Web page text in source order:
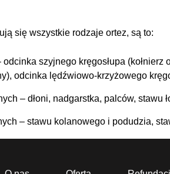
się wszystkie rodzaje ortez, są to:
odcinka szyjnego kręgosłupa
odcinka lędźwiowo-krzyżowego
– dłoni, nadgarstka, palców, stawu
– stawu kolanowego i podudzia,